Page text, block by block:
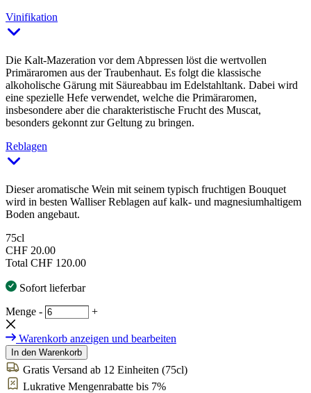
Vinifikation
Die Kalt-Mazeration vor dem Abpressen löst die wertvollen
Primäraromen aus der Traubenhaut. Es folgt die klassische
alkoholische Gärung mit Säureabbau im Edelstahltank. Dabei wird
eine spezielle Hefe verwendet, welche die Primäraromen,
insbesondere aber die charakteristische Frucht des Muscat,
besonders gekonnt zur Geltung zu bringen.
Reblagen
Dieser aromatische Wein mit seinem typisch fruchtigen Bouquet
wird in besten Walliser Reblagen auf kalk- und magnesiumhaltigem
Boden angebaut.
75cl
CHF 20.00
Total CHF 120.00
Sofort lieferbar
Menge - +
Warenkorb anzeigen und bearbeiten
In den Warenkorb
Gratis Versand ab 12 Einheiten (75cl)
Lukrative Mengenrabatte bis 7%